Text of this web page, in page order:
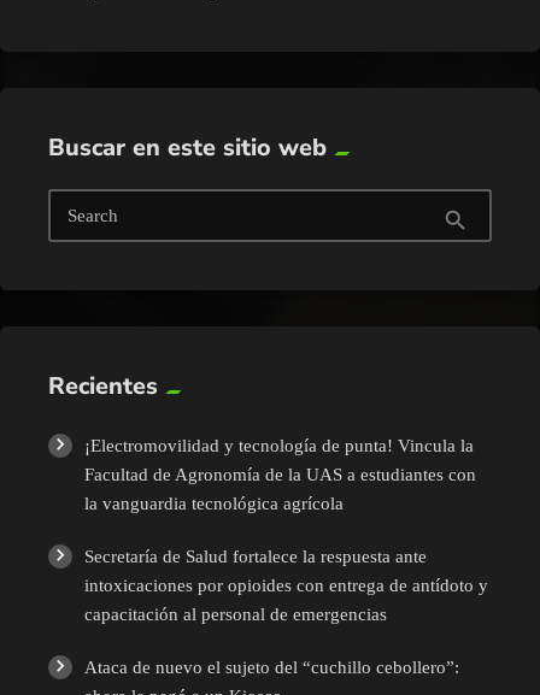
Buscar en este sitio web
Search search
Recientes
¡Electromovilidad y tecnología de punta! Vincula la
Facultad de Agronomía de la UAS a estudiantes con
la vanguardia tecnológica agrícola
Secretaría de Salud fortalece la respuesta ante
intoxicaciones por opioides con entrega de antídoto y
capacitación al personal de emergencias
Ataca de nuevo el sujeto del “cuchillo cebollero”: